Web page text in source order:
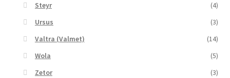
Steyr
(4)
Ursus
(3)
Valtra (Valmet)
(14)
Wola
(5)
Zetor
(3)